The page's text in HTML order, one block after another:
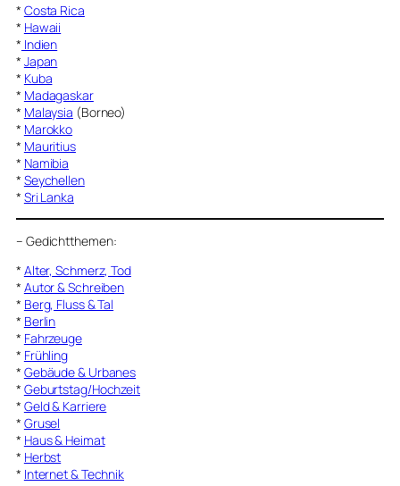
* Costa Rica
* Hawaii
* Indien
* Japan
* Kuba
* Madagaskar
* Malaysia (Borneo)
* Marokko
* Mauritius
* Namibia
* Seychellen
* Sri Lanka
– Gedichtthemen:
* Alter, Schmerz, Tod
* Autor & Schreiben
* Berg, Fluss & Tal
* Berlin
* Fahrzeuge
* Frühling
* Gebäude & Urbanes
* Geburtstag/Hochzeit
* Geld & Karriere
* Grusel
* Haus & Heimat
* Herbst
* Internet & Technik